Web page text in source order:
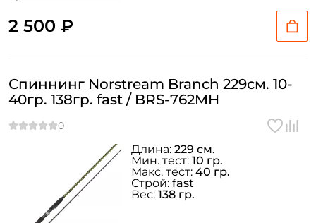
2 500 ₽
Спиннинг Norstream Branch 229см. 10-
40гр. 138гр. fast / BRS-762MH
Длина: 229 см.
Мин. тест: 10 гр.
Макс. тест: 40 гр.
Строй: fast
Вес: 138 гр.